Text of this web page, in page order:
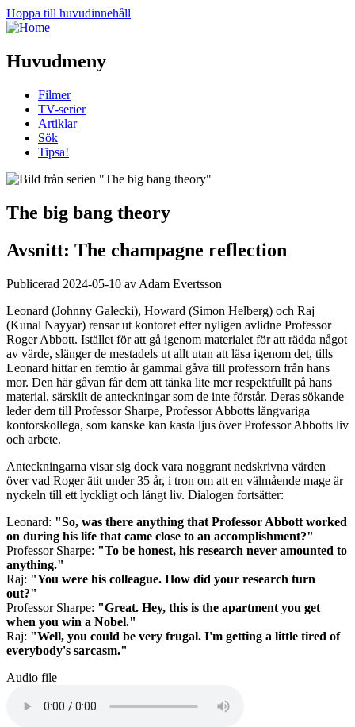
Hoppa till huvudinnehåll
Huvudmeny
Filmer
TV-serier
Artiklar
Sök
Tipsa!
The big bang theory
Avsnitt: The champagne reflection
Publicerad 2024-05-10 av Adam Evertsson
Leonard (Johnny Galecki), Howard (Simon Helberg) och Raj
(Kunal Nayyar) rensar ut kontoret efter nyligen avlidne Professor
Roger Abbott. Istället för att gå igenom materialet för att rädda något
av värde, slänger de mestadels ut allt utan att läsa igenom det, tills
Leonard hittar en femtio år gammal gåva till professorn från hans
mor. Den här gåvan får dem att tänka lite mer respektfullt på hans
material, särskilt de anteckningar som de inte förstår. Deras sökande
leder dem till Professor Sharpe, Professor Abbotts långvariga
kontorskollega, som kanske kan kasta ljus över Professor Abbotts liv
och arbete.
Anteckningarna visar sig dock vara noggrant nedskrivna värden
över vad Roger ätit under 35 år, i tron om att en välmående mage är
nyckeln till ett lyckligt och långt liv. Dialogen fortsätter:
Leonard: "So, was there anything that Professor Abbott worked
on during his life that came close to an accomplishment?"
Professor Sharpe: "To be honest, his research never amounted to
anything."
Raj: "You were his colleague. How did your research turn
out?"
Professor Sharpe: "Great. Hey, this is the apartment you get
when you win a Nobel."
Raj: "Well, you could be very frugal. I'm getting a little tired of
everybody's sarcasm."
Audio file